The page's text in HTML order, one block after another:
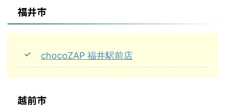
福井市
chocoZAP 福井駅前店
越前市